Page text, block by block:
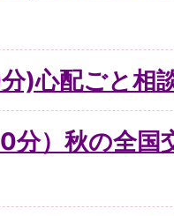
)心配ごと相
分）秋の全国